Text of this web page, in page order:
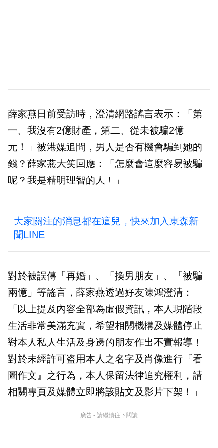
薛家燕日前受訪時，澄清網路謠言表示：「第
一、我沒有2億財產，第二、從未被騙2億
元！」被港媒追問，男人是否有機會騙到她的
錢？薛家燕大笑回應：「怎麼會這麼容易被騙
呢？我是精明理智的人！」
大家關注的消息都在這兒，快來加入東森新
聞LINE
對於被誤傳「再婚」、「換男朋友」、「被騙
兩億」等謠言，薛家燕透過好友陳鴻澄清：
「以上提及內容全部為虛假資訊，本人現階段
生活非常美滿充實，希望相關機構及媒體停止
對本人私人生活及身邊的朋友作出不實報導！
對於未經許可盗用本人之名字及肖像進行『看
圖作文』之行為，本人保留法律追究權利，請
相關專頁及媒體立即將該貼文及影片下架！」
廣告 - 請繼續往下閱讀